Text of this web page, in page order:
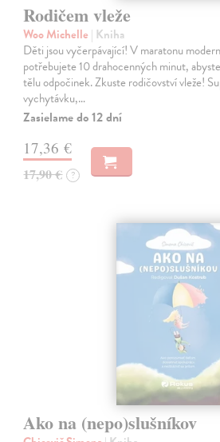
Rodičem vleže
Woo Michelle | Kniha
Děti jsou vyčerpávající! V maratonu
potřebujete 10 drahocenných minut,
tělu odpočinek. Zkuste rodičovství vleže!
vychytávku,…
Zasielame do 12 dní
17,36 €
17,90 € ?
Ako na (nepo)slušníkov